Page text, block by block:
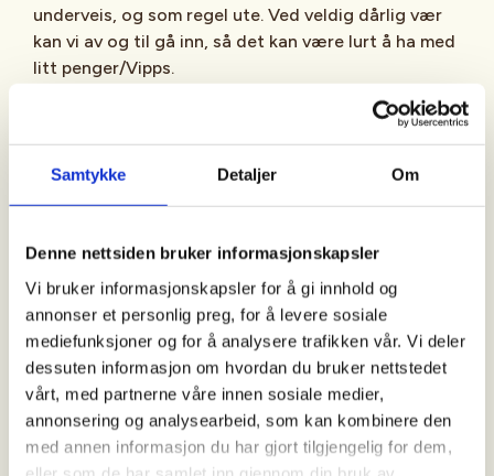
Samtykke Detaljer Om
Denne nettsiden bruker informasjonskapsler
Vi bruker informasjonskapsler for å gi innhold og
annonser et personlig preg, for å levere sosiale
mediefunksjoner og for å analysere trafikken vår. Vi deler
dessuten informasjon om hvordan du bruker nettstedet
vårt, med partnerne våre innen sosiale medier,
annonsering og analysearbeid, som kan kombinere den
med annen informasjon du har gjort tilgjengelig for dem,
underveis, og som regel ute. Ved veldig dårlig vær
kan vi av og til gå inn, så det kan være lurt å ha med
litt penger/Vipps.
: De ordinære turene planlegger vi fra
gang til gang ut fra vær- og føreforhold.
Turbeskrivelsen blir annonsert i Facebookgruppen "
Aktiv i 100 med DNT Bærum Turlag - DNT Oslo og
" ca 2-3 dager før hver tur.
Månedens tur
: Arrangeres siste fredag i måneden.
Disse turene har også oppmøtested på
Steinsskogen, men vi går ofte andre steder og
gjerne litt lenger (varighet ca 4 timer).
Turbeskrivelsen blir annonsert på Facebook ca 2-3
dager før turen.